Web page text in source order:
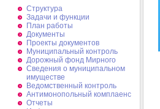
Структура
Задачи и функции
План работы
Документы
Проекты документов
Муниципальный контроль
Дорожный фонд Мирного
Cведения о муниципальном
имуществе
Ведомственный контроль
Антимонопольный комплаенс
Отчеты